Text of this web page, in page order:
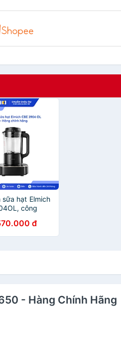
sữa hạt Elmich
công
thiết lập sẵn,
tầng 8 cánh
đ
- Hàng Chính Hãng